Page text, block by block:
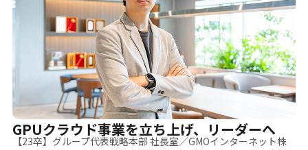
GPUクラウド事業を立ち上げ、リーダーへ
【23卒】グループ代表戦略本部 社長室／GMOインターネット株